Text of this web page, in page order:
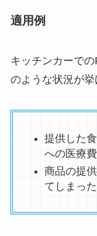
適用例
キッチンカーで
のような状況が挙
提供した
への医療
商品の提
てしまっ